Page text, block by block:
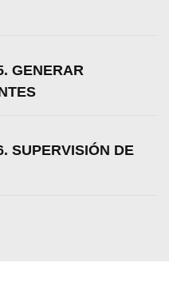
GENERAR
SUPERVISIÓN DE